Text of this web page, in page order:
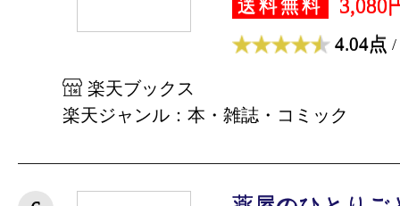
送料無料 3,080
4.04点 /
楽天ブックス
楽天ジャンル：本・雑誌・コミック